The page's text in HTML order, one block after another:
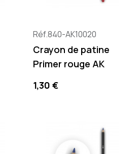
Réf.840-AK10020
Crayon de patine
Primer rouge AK
Precio
1,30 €